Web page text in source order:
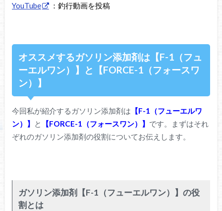
YouTube ：釣行動画を投稿
オススメするガソリン添加剤は【F-1（フュ
ーエルワン）】と【FORCE-1（フォースワ
ン）】
今回私が紹介するガソリン添加剤は 【F-1（フューエルワ
ン）】
と 【FORCE-1（フォースワン）】 です。まずはそれ
ぞれのガソリン添加剤の役割についてお伝えします。
ガソリン添加剤【F-1（フューエルワン）】の役
割とは